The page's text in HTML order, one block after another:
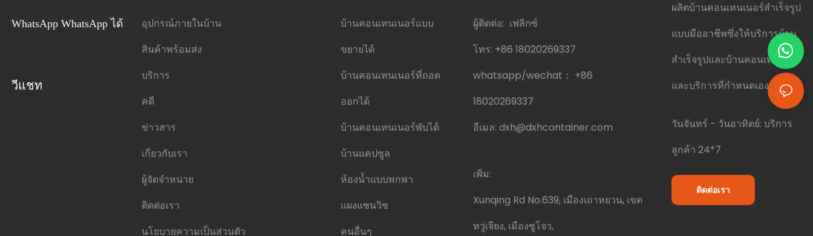
WhatsApp WhatsApp ได้
วีแชท
อุปกรณ์ภายในบ้าน
สินค้าพร้อมส่ง
บริการ
คดี
ข่าวสาร
เกี่ยวกับเรา
ผู้จัดจำหน่าย
ติดต่อเรา
นโยบายความเป็นส่วนตัว
บ้านคอนเทนเนอร์แบบ
ขยายได้
บ้านคอนเทนเนอร์ที่ถอด
ออกได้
บ้านคอนเทนเนอร์พับได้
บ้านแคปซูล
ห้องน้ำแบบพกพา
แผงแซนวิช
คนอื่นๆ
ผู้ติดต่อ: เฟลิกซ์
โทร: +86 18020269337
whatsapp/wechat： +86
18020269337
อีเมล: dxh@dxhcontainer.com
เพิ่ม:
Xunqing Rd No.639, เมืองเถาหยวน, เขต
หวู่เจียง, เมืองซูโจว,
ผลิตบ้านคอนเทนเนอร์สำเร็จรูป
แบบมืออาชีพซึ่งให้บริการบ้าน
สำเร็จรูปและบ้านคอนเทนเนอร์
และบริการที่กำหนดเอง
วันจันทร์ - วันอาทิตย์: บริการ
ลูกค้า 24*7
ติดต่อเรา